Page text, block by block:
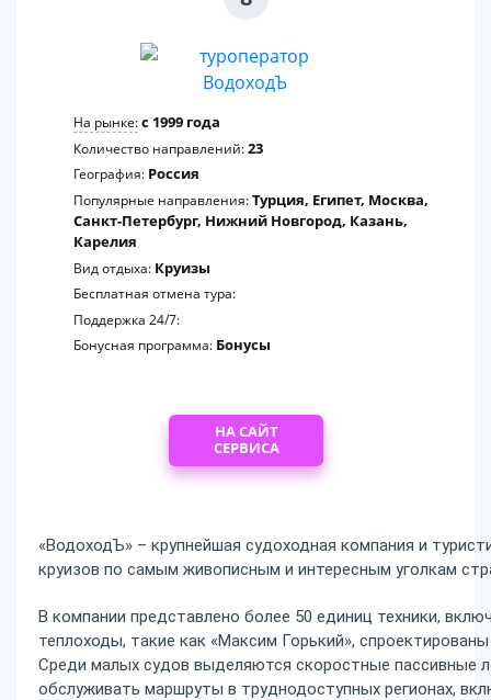
На рынке:c 1999 года
Количество направлений:23
География: Россия
Популярные направления:Турция, Египет, Москва,
Санкт-Петербург, Нижний Новгород, Казань,
Карелия
Вид отдыха: Круизы
Бесплатная отмена тура:
Поддержка 24/7:
Бонусная программа: Бонусы
НА САЙТ
СЕРВИСА
«ВодоходЪ» – крупнейшая судоходная компания и
круизов по самым живописным и интересным уголкам
В компании представлено более 50 единиц техники,
теплоходы, такие как «Максим Горький»,
Среди малых судов выделяются скоростные пассивные
обслуживать маршруты в труднодоступных регионах,